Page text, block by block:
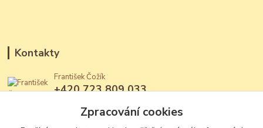
Kontakty
František Čožík
+420 723 809 033
Zpracování cookies